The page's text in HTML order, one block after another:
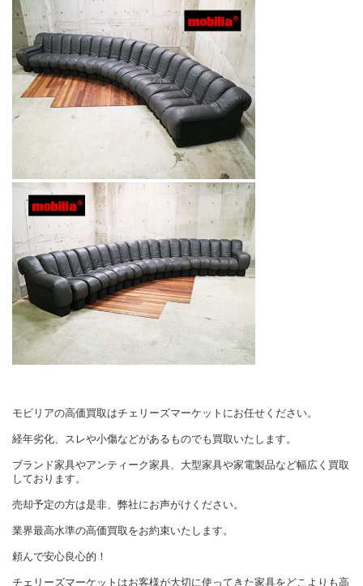
モビリアの高価買取はチェリーズマーケットにお任せください。
経年劣化、スレや小傷などがあるものでも買取いたします。
ブランド家具やアンティーク家具、大型家具や家電製品など幅広く買取
しております。
売却予定の方は是非、弊社にお声がけください。
業界最高水準の高価買取をお約束いたします。
頼んで安心良心的！
チェリーズマーケットはお客様が大切に使ってきた家具をどこよりも高